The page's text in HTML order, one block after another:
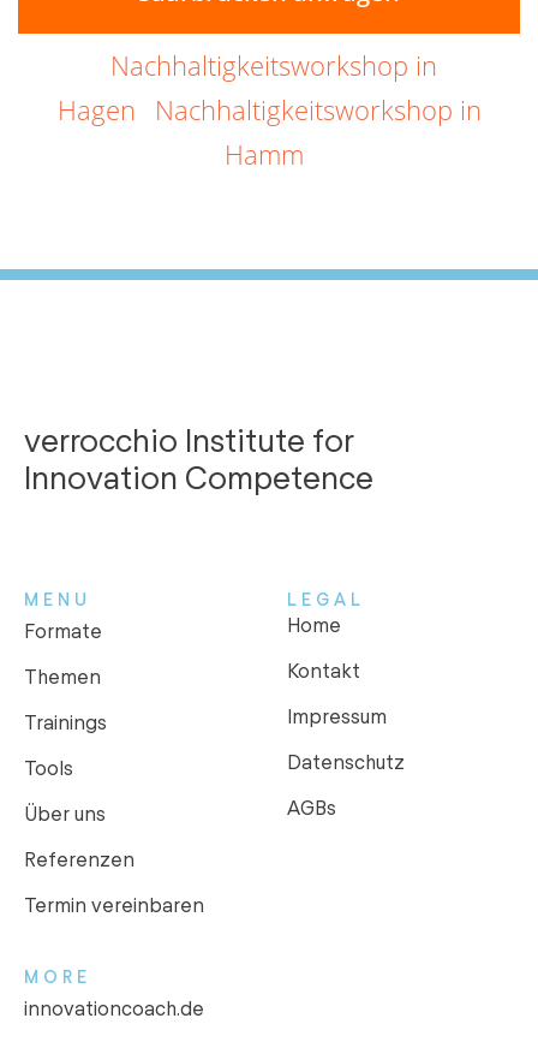
Nachhaltigkeitsworkshop in
Hagen
Nachhaltigkeitsworkshop in
Hamm
verrocchio Institute for
Innovation Competence
MENU
Formate
Themen
Trainings
Tools
Über uns
Referenzen
Termin vereinbaren
LEGAL
Home
Kontakt
Impressum
Datenschutz
AGBs
MORE
innovationcoach.de